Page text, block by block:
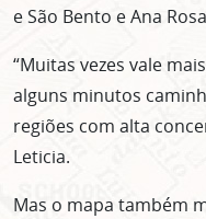
e São Bento e Ana
“Muitas vezes vale
alguns minutos
regiões com alta
Leticia.
Mas o mapa também